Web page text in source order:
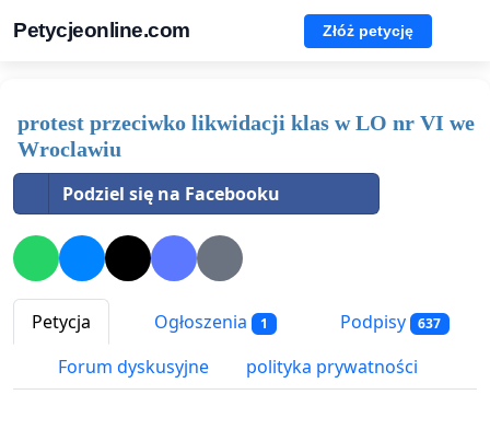
Petycjeonline.com Złóż petycję
protest przeciwko likwidacji klas w LO nr VI we
Wroclawiu
Podziel się na Facebooku
Petycja Ogłoszenia 1 Podpisy 637
Forum dyskusyjne polityka prywatności